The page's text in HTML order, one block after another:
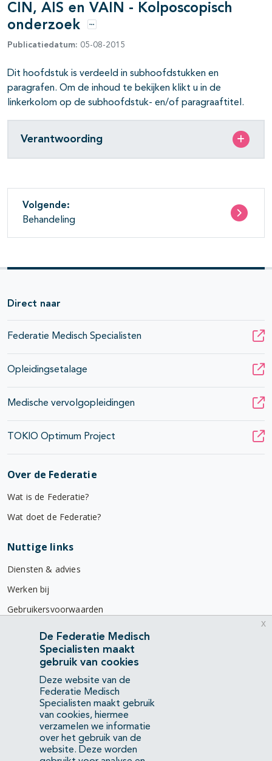
open- en dichtklappen
open- en dichtklappen
open- en dichtklappen
CIN, AIS en VAIN - Kolposcopisch
onderzoek
Opties
Publicatiedatum: 05-08-2015
Dit hoofdstuk is verdeeld in subhoofdstukken en
paragrafen. Om de inhoud te bekijken klikt u in de
linkerkolom op de subhoofdstuk- en/of paragraaftitel.
Verantwoording
Volgende:
Behandeling
Direct naar
Federatie Medisch Specialisten
Opleidingsetalage
Medische vervolgopleidingen
TOKIO Optimum Project
Over de Federatie
Wat is de Federatie?
Wat doet de Federatie?
Nuttige links
Diensten & advies
Werken bij
Gebruikersvoorwaarden
Privacyverklaring
Contact
Mercatorlaan 1200
3528 BL Utrecht
(088) 505 34 34
info@richtlijnendatabase.nl
De Federatie Medisch
Specialisten maakt
gebruik van cookies
Deze website van de
Federatie Medisch
Specialisten maakt gebruik
van cookies, hiermee
verzamelen we informatie
over het gebruik van de
website. Deze worden
x